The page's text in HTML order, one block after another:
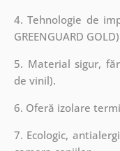
4. Tehnologie de
GREENGUARD
5. Material sigur,
de vinil).
6. Oferă izolare
7. Ecologic,